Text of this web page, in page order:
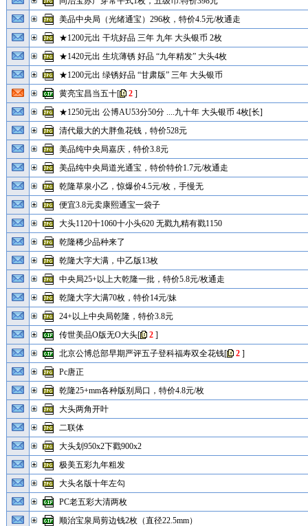
美品中央局（光绪通宝）296枚，特价4.5元/枚通走
★1200元出 干坑好品 三年 九年 大头银币 2枚
★1420元出 生坑薄锈 好品 “九年精发” 大头4枚
★1200元出 绿锈好品 “甘肃版” 三年 大头银币
黄亮宝昌当五十[ 2]
★1250元出 公博AU53分50分 ....九十年 大头银币 4枚[长]
清代最大的大胖鱼花钱，特价528元
美品纯中央局嘉庆，特价3.8元
美品纯中央局道光通宝，特价特价1.7元/枚通走
乾隆草泉小乙，惊爆价4.5元/枚，手慢无
便宜3.8元卖康熙通宝一袋子
大头1120十1060十小头620 无戳九精有戳1150
乾隆稀少品种来了
乾隆大字大满，中乙版13枚
中央局25+以上大乾隆一批，特价5.8元/枚通走
乾隆大字大满70枚，特价14元/妹
24+以上中央局乾隆，特价3.8元
传世美品O版无O大头[ 2]
北京公博总部早期严评五子登科福寿双全花钱[ 2]
Pc唐正
乾隆25+mm各种版别局口，特价4.8元/枚
大头两角开叶
二联体
大头划950x2下戳900x2
极美五彩九年粗发
大头名版十年左勾
PC老五彩大清两枚
顺治宝泉局剪边钱2枚（直径22.5mm）